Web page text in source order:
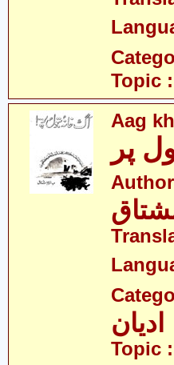
Topic :
Aag
پر
ادیان
Topic :